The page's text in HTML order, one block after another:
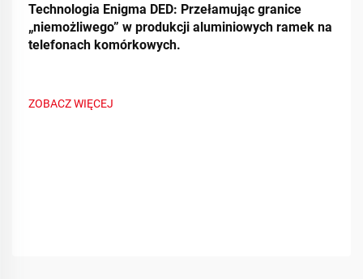
Technologia Enigma DED: Przełamując granice
„niemożliwego” w produkcji aluminiowych ramek na
telefonach komórkowych.
ZOBACZ WIĘCEJ